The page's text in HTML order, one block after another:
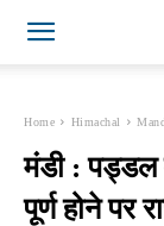
Home Himachal
मंडी : पड्डल
पूर्ण होने पर